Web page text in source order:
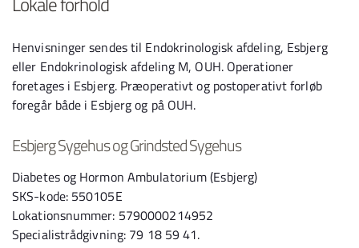
Henvisninger sendes til Endokrinologisk afdeling, Esbjerg
eller Endokrinologisk afdeling M, OUH. Operationer
foretages i Esbjerg. Præoperativt og postoperativt forløb
foregår både i Esbjerg og på OUH.
Esbjerg Sygehus og Grindsted Sygehus
Diabetes og Hormon Ambulatorium (Esbjerg)
SKS-kode: 550105E
Lokationsnummer: 5790000214952
Specialistrådgivning: 79 18 59 41.